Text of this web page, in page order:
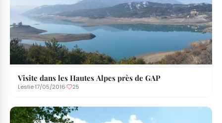
Visite dans les Hautes Alpes près de GAP
Leslie·17/05/2016· 25